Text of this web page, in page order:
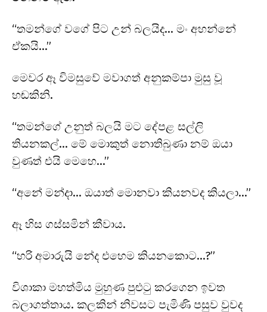
“තමන්ගේ වගේ පිට උන් බලයිද… මං අහන්නේ
ඒකයි…”
මෙවර ඈ විමසුවේ මවාගත් අනුකම්පා මුසු වූ
හඬකිනි.
“තමන්ගේ උනුත් බලයි මට දේපළ සල්ලි
තියනකල්… මේ මොකුත් නොතිබුණා නම් ඔයා
වුණත් එයි මෙහෙ…”
“අනේ මන්දා… ඔයාත් මොනවා කියනවද කියලා…”
ඈ හිස ගස්සමින් කීවාය.
“හරි අමාරුයි නේද එහෙම කියනකොට…?”
විශාකා මහත්මිය මුහුණ පුළුටු කරගෙන ඉවත
බලාගත්තාය. කලකින් නිවසට පැමිණි පසුව වුවද